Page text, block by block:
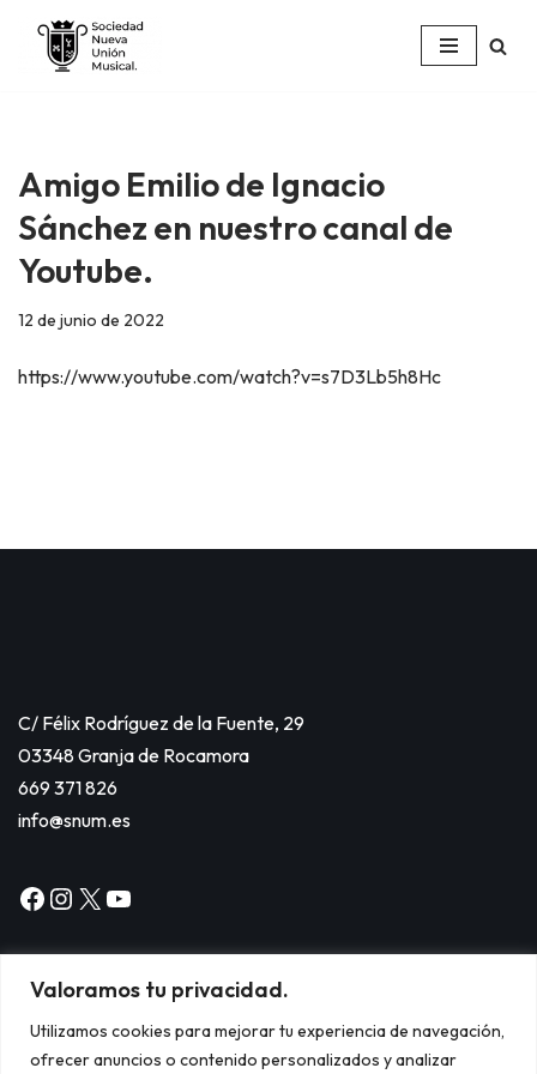
Valoramos tu privacidad.
Utilizamos cookies para mejorar tu experiencia de navegación,
ofrecer anuncios o contenido personalizados y analizar
Saltar
Amigo Emilio de Ignacio
Sánchez en nuestro canal de
Youtube.
12 de junio de 2022
https://www.youtube.com/watch?v=s7D3Lb5h8Hc
C/ Félix Rodríguez de la Fuente, 29
03348 Granja de Rocamora
669 371 826
info@snum.es